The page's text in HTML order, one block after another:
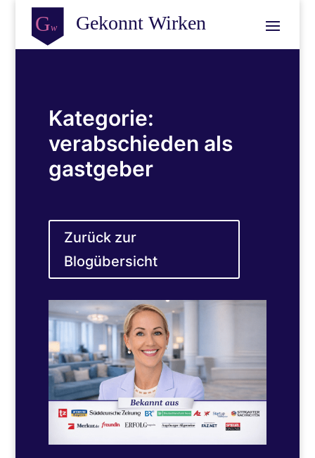
Kategorie:
verabschieden als
gastgeber
Zurück zur
Blogübersicht